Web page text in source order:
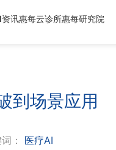
讯惠每云诊所惠每研究院
到场景应用
： 医疗AI